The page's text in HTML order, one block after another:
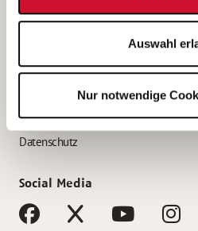
Auswahl
Nur notwendige
AWO Gliederungen nach Bundesland
Impressum
Datenschutz
Social Media